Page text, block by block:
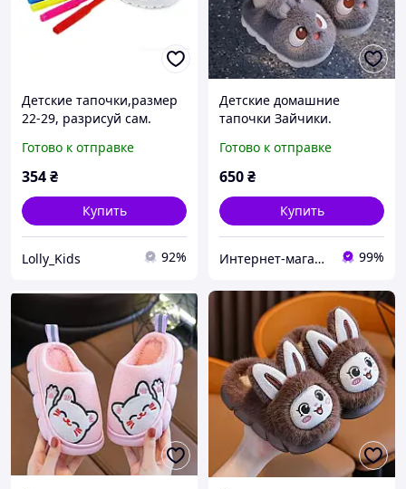
Детские тапочки,размер
22-29, разрисуй сам.
Готово к отправке
354₴
Купить
Lolly_Kids 92%
Детские домашние
тапочки Зайчики.
детей серые 28-29р (18см)
Готово к отправке
650₴
Купить
Интернет-магазин «Сокровища Востока» — качественные товары из Японии и Кореи 99%